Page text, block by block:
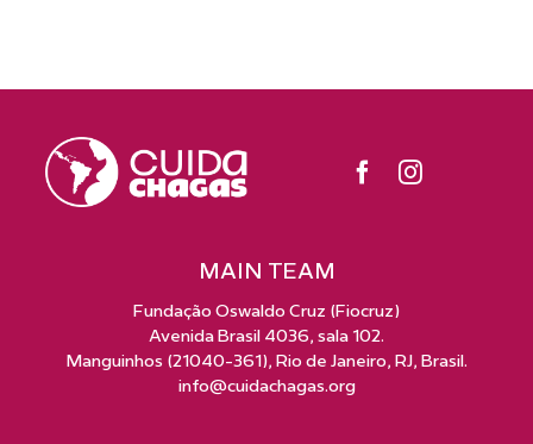
MAIN TEAM
Fundação Oswaldo Cruz (Fiocruz)
Avenida Brasil 4036, sala 102.
Manguinhos (21040-361), Rio de Janeiro, RJ, Brasil.
info@cuidachagas.org